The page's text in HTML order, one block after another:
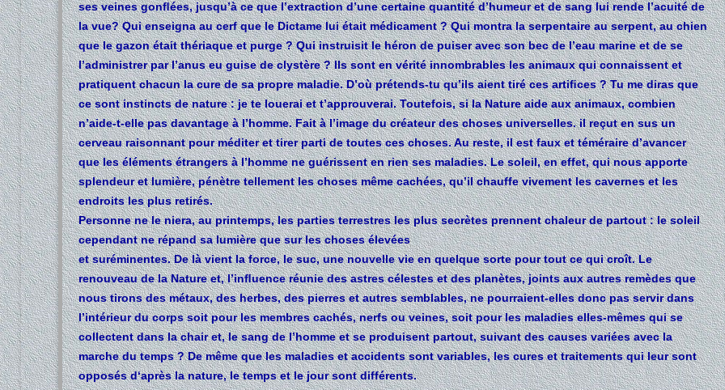
ses veines gonﬂées, jusqu’à ce que l’extraction d’une certaine quantité d’humeur et de sang lui rende l’acuité de
la vue? Qui enseigna au cerf que le Dictame lui était médicament ? Qui montra la serpentaire au serpent, au chien
que le gazon était thériaque et purge ? Qui instruisit le héron de puiser avec son bec de l’eau marine et de se
l’administrer par l’anus eu guise de clystère ? Ils sont en vérité innombrables les animaux qui connaissent et
pratiquent chacun la cure de sa propre maladie. D’où prétends-tu qu’ils aient tiré ces artiﬁces ? Tu me diras que
ce sont instincts de nature : je te louerai et t’approuverai. Toutefois, si la Nature aide aux animaux, combien
n’aide-t-elle pas davantage à l’homme. Fait à l’image du créateur des choses universelles. il reçut en sus un
cerveau raisonnant pour méditer et tirer parti de toutes ces choses. Au reste, il est faux et téméraire d’avancer
que les éléments étrangers à l’homme ne guérissent en rien ses maladies. Le soleil, en effet, qui nous apporte
splendeur et lumière, pénètre tellement les choses même cachées, qu’il chauffe vivement les cavernes et les
endroits les plus retirés.
Personne ne le niera, au printemps, les parties terrestres les plus secrètes prennent chaleur de partout : le soleil
cependant ne répand sa lumière que sur les choses élevées
et suréminentes. De là vient la force, le suc, une nouvelle vie en quelque sorte pour tout ce qui croît. Le
renouveau de la Nature et, l’inﬂuence réunie des astres célestes et des planètes, joints aux autres remèdes que
nous tirons des métaux, des herbes, des pierres et autres semblables, ne pourraient-elles donc pas servir dans
l’intérieur du corps soit pour les membres cachés, nerfs ou veines, soit pour les maladies elles-mêmes qui se
collectent dans la chair et, le sang de l’homme et se produisent partout, suivant des causes variées avec la
marche du temps ? De même que les maladies et accidents sont variables, les cures et traitements qui leur sont
opposés d‘après la nature, le temps et le jour sont différents.